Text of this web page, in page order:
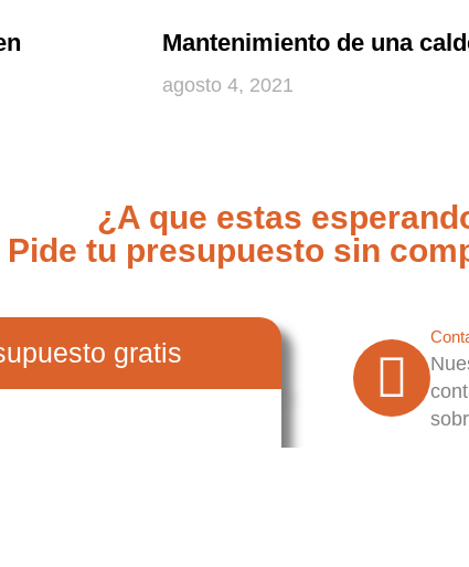
Mantenimiento de una
agosto 4, 2021
¿A que estas
Pide tu presupuesto sin
gratis